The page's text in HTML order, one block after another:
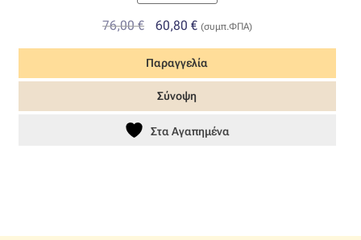
76,00€
Original
price
was:
76,00 €.
60,80 €Η
τρέχουσα
τιμή
είναι:
(συμπ.ΦΠΑ)
Παραγγελία
Σύνοψη
Στα Αγαπημένα